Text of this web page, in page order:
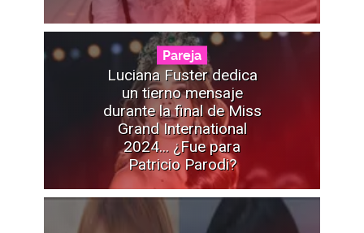
Pareja
Luciana Fuster dedica
un tierno mensaje
durante la final de Miss
Grand International
2024... ¿Fue para
Patricio Parodi?